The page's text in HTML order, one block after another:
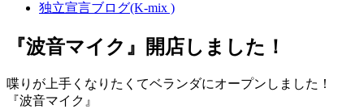
独立宣言ブログ(K-mix )
『波音マイク』開店しました！
喋りが上手くなりたくてベランダにオープンしました！
『波音マイク』